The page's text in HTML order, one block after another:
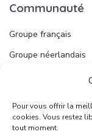
Pour vous offrir la
cookies. Vous restez
tout moment.
Communauté
Groupe français
Groupe néerlandais
Publier une annonce